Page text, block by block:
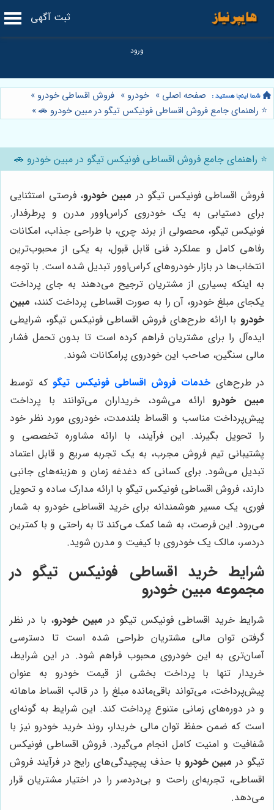
ثبت آگهی
صفحه اصلی » خودرو » فروش اقساطی خودرو »
⭐️ راهنمای جامع فروش اقساطی فونیکس تیگو در مبین خودرو 🚗»
⭐️ راهنمای جامع فروش اقساطی فونیکس تیگو در مبین خودرو 🚗
فروش اقساطی فونیکس تیگو در مبین خودرو، فرصتی استثنایی
برای دستیابی به یک خودروی کراس‌اوور مدرن و پرطرفدار.
فونیکس تیگو، محصولی از برند چری، با طراحی جذاب، امکانات
رفاهی کامل و عملکرد فنی قابل قبول، به یکی از محبوب‌ترین
انتخاب‌ها در بازار خودروهای کراس‌اوور تبدیل شده است. با توجه
به اینکه بسیاری از مشتریان ترجیح می‌دهند به جای پرداخت
یکجای مبلغ خودرو، آن را به صورت اقساطی پرداخت کنند، مبین
خودرو با ارائه طرح‌های فروش اقساطی فونیکس تیگو، شرایطی
ایده‌آل را برای مشتریان فراهم کرده است تا بدون تحمل فشار
مالی سنگین، صاحب این خودروی پرامکانات شوند.
در طرح‌های خدمات فروش اقساطی فونیکس تیگو که توسط
مبین خودروارائه می‌شود، خریداران می‌توانند با پرداخت
پیش‌پرداخت مناسب و اقساط بلندمدت، خودروی مورد نظر خود
را تحویل بگیرند. این فرآیند، با ارائه مشاوره تخصصی و
پشتیبانی تیم فروش مجرب، به یک تجربه سریع و قابل اعتماد
تبدیل می‌شود. برای کسانی که دغدغه زمان و هزینه‌های جانبی
دارند، فروش اقساطی فونیکس تیگو با ارائه مدارک ساده و تحویل
فوری، یک مسیر هوشمندانه برای خرید اقساطی خودرو به شمار
می‌رود. این فرصت، به شما کمک می‌کند تا به راحتی و با کمترین
دردسر، مالک یک خودروی با کیفیت و مدرن شوید.
شرایط خرید اقساطی فونیکس تیگو در
مجموعه مبین خودرو
شرایط خرید اقساطی فونیکس تیگو در مبین خودرو، با در نظر
گرفتن توان مالی مشتریان طراحی شده است تا دسترسی
آسان‌تری به این خودروی محبوب فراهم شود. در این شرایط،
خریدار تنها با پرداخت بخشی از قیمت خودرو به عنوان
پیش‌پرداخت، می‌تواند باقی‌مانده مبلغ را در قالب اقساط ماهانه
و در دوره‌های زمانی متنوع پرداخت کند. این شرایط به گونه‌ای
است که ضمن حفظ توان مالی خریدار، روند خرید خودرو نیز با
شفافیت و امنیت کامل انجام می‌گیرد. فروش اقساطی فونیکس
تیگو در مبین خودرو با حذف پیچیدگی‌های رایج در فرآیند فروش
اقساطی، تجربه‌ای راحت و بی‌دردسر را در اختیار مشتریان قرار
می‌دهد.